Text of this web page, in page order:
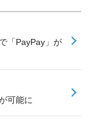
「PayPay」が
可能に